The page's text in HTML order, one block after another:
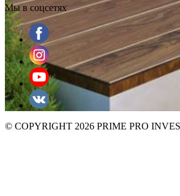
Мы в соцсетях
© COPYRIGHT 2026 PRIME PRO